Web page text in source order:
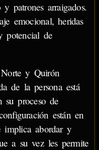
patrones arraigados.
emocional, heridas
potencial de
y Quirón
de la persona está
su proceso de
están en
implica abordar y
a su vez les permite